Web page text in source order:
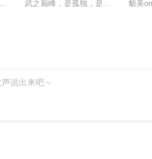
武之巅峰，是孤独，是... 貌美
说出来吧～